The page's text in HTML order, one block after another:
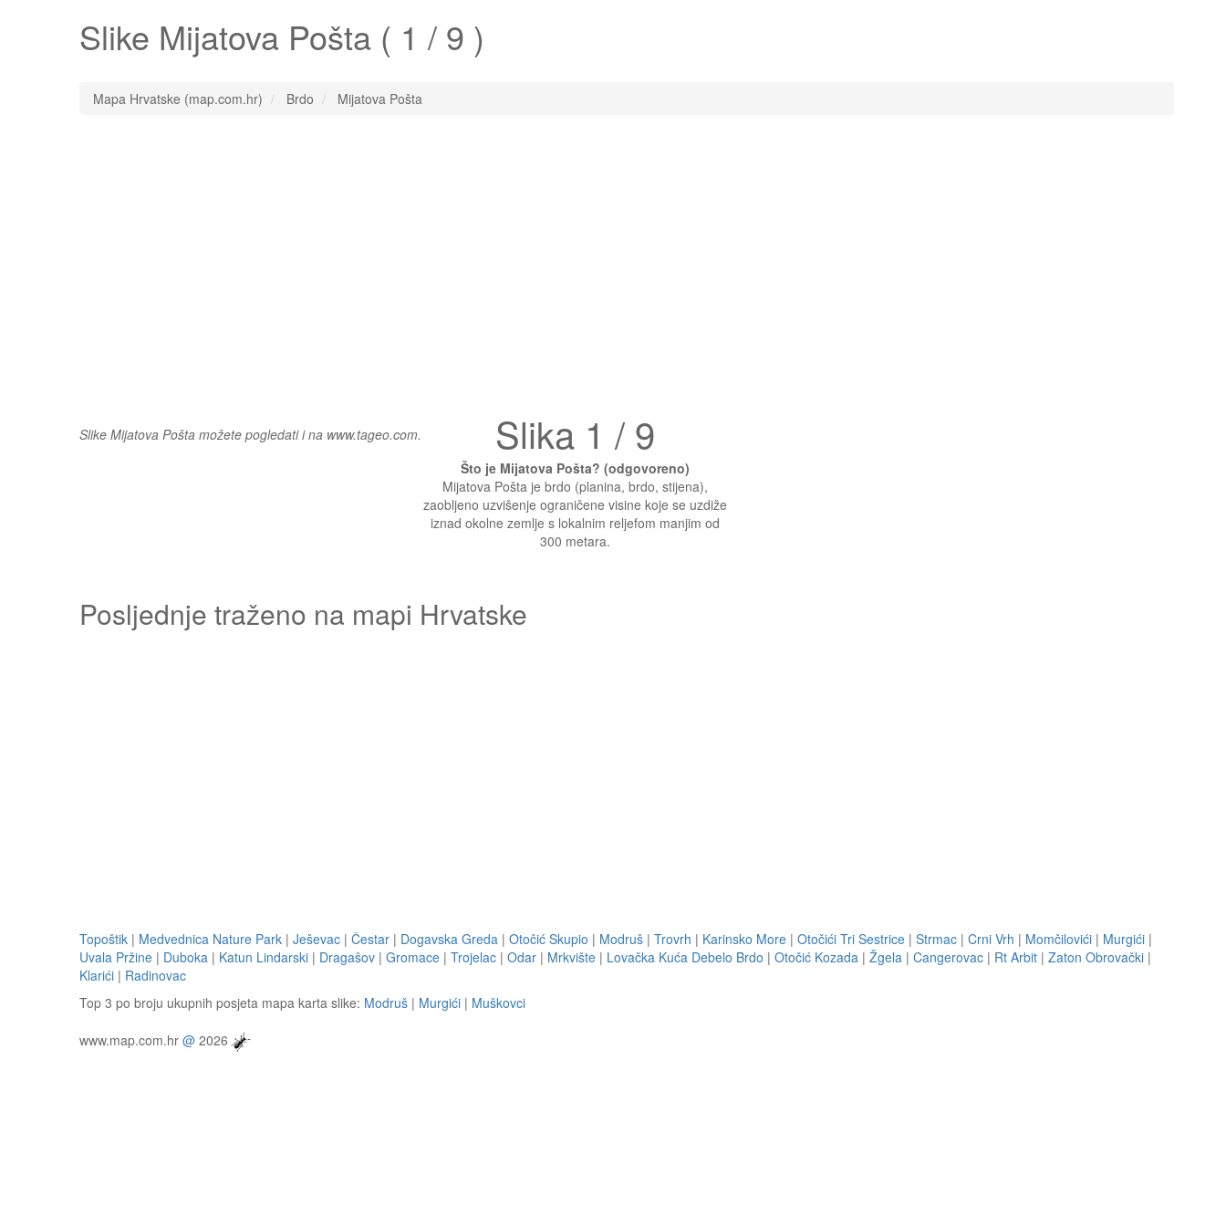
Slike Mijatova Pošta ( 1 / 9 )
Mapa Hrvatske (map.com.hr) Brdo Mijatova Pošta
Slike Mijatova Pošta možete pogledati i na www.tageo.com. Slika 1 / 9
Što je Mijatova Pošta? (odgovoreno)
Mijatova Pošta je brdo (planina, brdo, stijena),
zaobljeno uzvišenje ograničene visine koje se uzdiže
iznad okolne zemlje s lokalnim reljefom manjim od
300 metara.
Posljednje traženo na mapi Hrvatske
Topoštik | Medvednica Nature Park | Ješevac | Čestar | Dogavska Greda | Otočić Skupio | Modruš | Trovrh | Karinsko More | Otočići Tri Sestrice | Strmac | Crni Vrh | Momčilovići | Murgići |
Uvala Pržine | Duboka | Katun Lindarski | Dragašov | Gromace | Trojelac | Odar | Mrkvište | Lovačka Kuća Debelo Brdo | Otočić Kozada | Žgela | Cangerovac | Rt Arbit | Zaton Obrovački |
Klarići | Radinovac
Top 3 po broju ukupnih posjeta mapa karta slike: Modruš | Murgići | Muškovci
www.map.com.hr @ 2026